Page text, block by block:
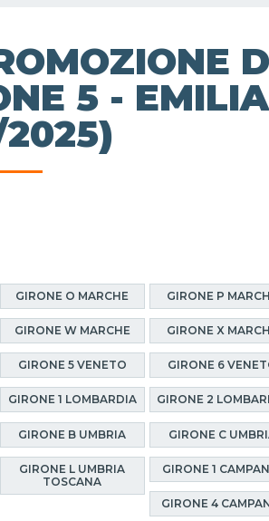
5 -
GIRONE O MARCHE GIRONE P
GIRONE W MARCHE GIRONE X
GIRONE 5 VENETO GIRONE 6
GIRONE 1 LOMBARDIA GIRONE 2
GIRONE B UMBRIA GIRONE C
GIRONE L UMBRIA
TOSCANA
GIRONE 1
GIRONE 4